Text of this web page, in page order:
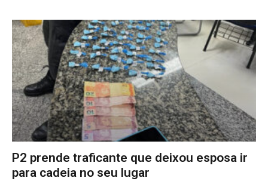
P2 prende traficante que deixou esposa ir
para cadeia no seu lugar